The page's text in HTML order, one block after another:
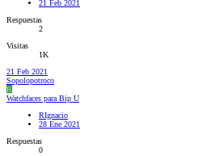
21 Feb 2021
Respuestas
2
Visitas
1K
21 Feb 2021
Sopolopotroco
R
Watchfaces para Bip U
RIgnacio
28 Ene 2021
Respuestas
0